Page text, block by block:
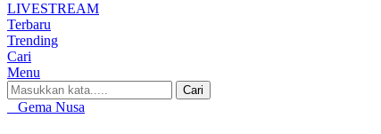
LIVESTREAM
Terbaru
Trending
Cari
Menu
Cari
Gema Nusa